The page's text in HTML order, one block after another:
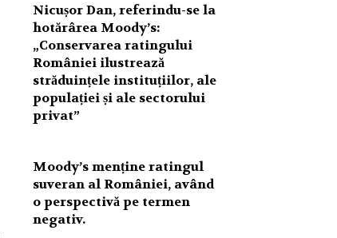
Nicușor Dan, referindu-se la
hotărârea Moody’s:
„Conservarea ratingului
României ilustrează
străduințele instituțiilor, ale
populației și ale sectorului
privat”
Moody’s menține ratingul
suveran al României, având
o perspectivă pe termen
negativ.